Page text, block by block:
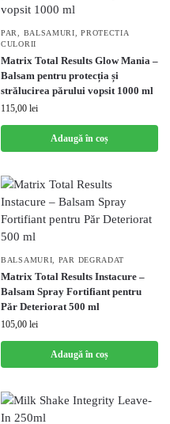
PAR BALSAMURI ,PROTECTIA
CULORII
Matrix Total Results Glow Mania –
Balsam pentru protecția și
strălucirea părului vopsit 1000 ml
115,00 lei
Adaugă în coș
BALSAMURI PAR DEGRADAT
Matrix Total Results Instacure –
Balsam Spray Fortifiant pentru
Păr Deteriorat 500 ml
105,00 lei
Adaugă în coș